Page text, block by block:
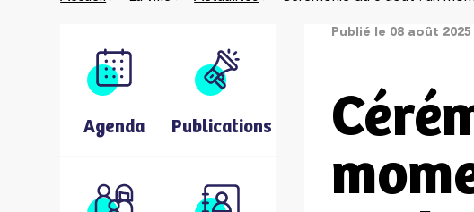
Agenda Publications
Publié le 08 août 2025